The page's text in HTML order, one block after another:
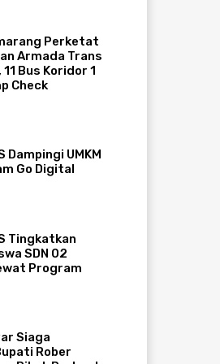
Perketat
Armada Trans
Bus Koridor 1
Check
Dampingi UMKM
Go Digital
Tingkatkan
SDN 02
Program
Siaga
Rober